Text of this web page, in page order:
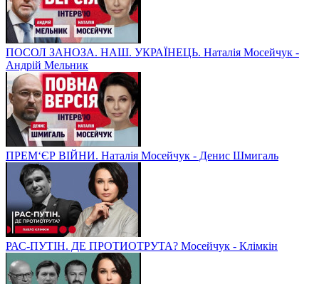
ПОСОЛ ЗАНОЗА. НАШ. УКРАЇНЕЦЬ. Наталія Мосейчук -
Андрій Мельник
ПРЕМ‘ЄР ВІЙНИ. Наталія Мосейчук - Денис Шмигаль
РАС-ПУТІН. ДЕ ПРОТИОТРУТА? Мосейчук - Клімкін